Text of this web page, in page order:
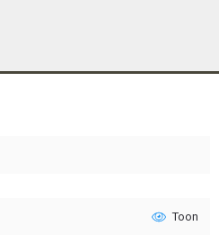
Toon